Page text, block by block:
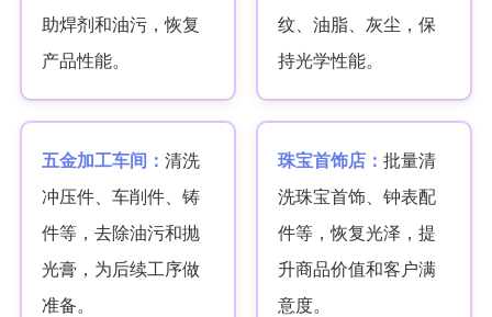
助焊剂和油污，恢复
产品性能。
纹、油脂、灰尘，保
持光学性能。
五金加工车间： 清洗
冲压件、车削件、铸
件等，去除油污和抛
光膏，为后续工序做
准备。
珠宝首饰店： 批量清
洗珠宝首饰、钟表配
件等，恢复光泽，提
升商品价值和客户满
意度。